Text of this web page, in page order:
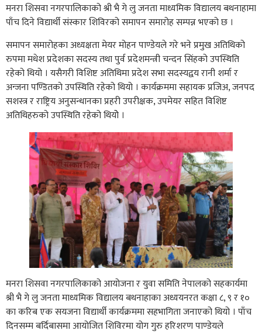
मनरा शिसवा नगरपालिकाको श्री भै गे लु जनता माध्यमिक विद्यालय बथनाहामा
पाँच दिने विद्यार्थी संस्कार शिविरको समापन समारोह सम्पन्न भएको छ ।
समापन समारोहका अध्यक्षता मेयर मोहन पाण्डेयले गरे भने प्रमुख अतिथिको
रुपमा मधेश प्रदेशका सदस्य तथा पुर्व प्रदेशमन्त्री चन्दन सिंहको उपस्थिति
रहेको थियो । यसैगरी विशिष्ट अतिथिमा प्रदेश सभा सदस्यद्वय रानी शर्मा र
अन्जना पण्डितकाे उपस्थिति रहेको थियो । कार्यक्रममा सहायक प्रजिअ, जनपद
सशस्त्र र राष्ट्रिय अनुसन्धानका प्रहरी उपरीक्षक, उपमेयर सहित विशिष्ट
अतिथिहरुको उपस्थिति रहेको थियोे ।
मनरा शिसवा नगरपालिकाको आयोजना र युवा समिति नेपालको सहकार्यमा
श्री भै गे लु जनता माध्यमिक विद्यालय बथनाहाका अध्ययनरत कक्षा ८, ९ र १०
का करिब एक सयजना विद्यार्थी कार्यक्रममा सहभागिता जनाएको थियो । पाँच
दिनसम्म बर्दिबासमा आयोजित शिविरमा योग गुरु हरिशरण पाण्डेयले